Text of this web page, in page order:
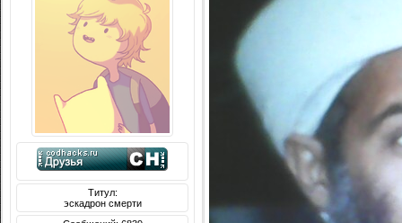
Титул:
эскадрон смерти